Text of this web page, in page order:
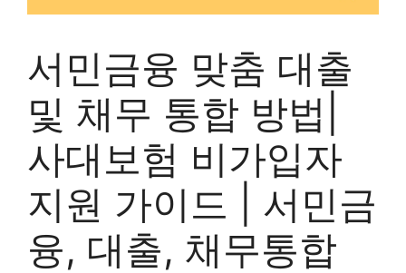
서민금융 맞춤 대출
및 채무 통합 방법|
사대보험 비가입자
지원 가이드 | 서민금
융, 대출, 채무통합